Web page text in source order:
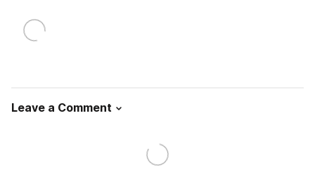
Leave a Comment